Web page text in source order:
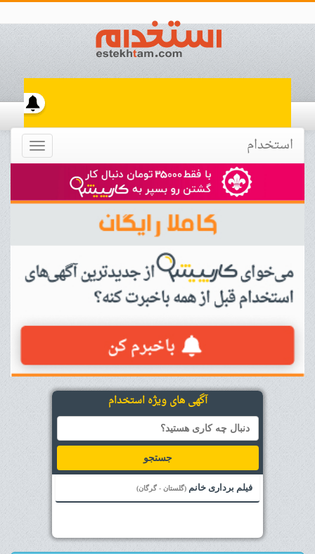
Toggle استخدام
آگهی های ویژه استخدام
جستجو
فیلم برداری خانم (گلستان - گرگان)